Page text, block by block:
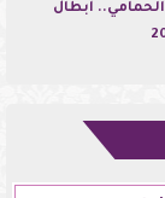
أبطال